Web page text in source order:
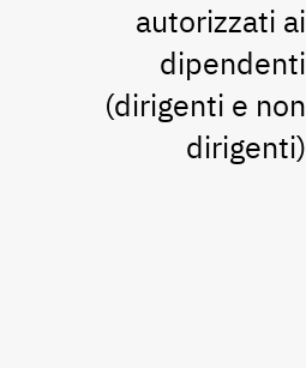
autorizzati ai
dipendenti
(dirigenti e non
dirigenti)